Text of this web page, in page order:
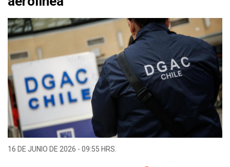
16 DE JUNIO DE 2026 - 09:55 HRS.